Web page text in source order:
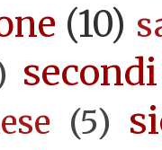
(10)
secondi
(5)